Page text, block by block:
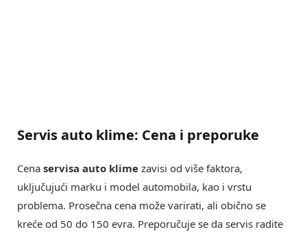
Servis auto klime: Cena i preporuke
Cena servisa auto klime zavisi od više faktora,
uključujući marku i model automobila, kao i vrstu
problema. Prosečna cena može varirati, ali obično se
kreće od 50 do 150 evra. Preporučuje se da servis radite